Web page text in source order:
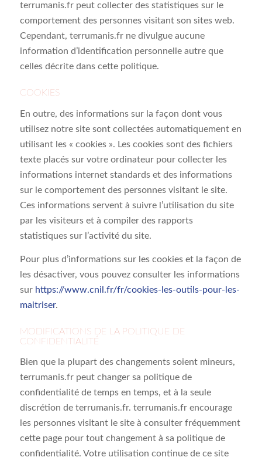
terrumanis.fr peut collecter des statistiques sur le
comportement des personnes visitant son sites web.
Cependant, terrumanis.fr ne divulgue aucune
information d’identification personnelle autre que
celles décrite dans cette politique.
COOKIES
En outre, des informations sur la façon dont vous
utilisez notre site sont collectées automatiquement en
utilisant les « cookies ». Les cookies sont des fichiers
texte placés sur votre ordinateur pour collecter les
informations internet standards et des informations
sur le comportement des personnes visitant le site.
Ces informations servent à suivre l’utilisation du site
par les visiteurs et à compiler des rapports
statistiques sur l’activité du site.
Pour plus d’informations sur les cookies et la façon de
les désactiver, vous pouvez consulter les informations
sur https://www.cnil.fr/fr/cookies-les-outils-pour-les-
maitriser.
MODIFICATIONS DE LA POLITIQUE DE
CONFIDENTIALITÉ
Bien que la plupart des changements soient mineurs,
terrumanis.fr peut changer sa politique de
confidentialité de temps en temps, et à la seule
discrétion de terrumanis.fr. terrumanis.fr encourage
les personnes visitant le site à consulter fréquemment
cette page pour tout changement à sa politique de
confidentialité. Votre utilisation continue de ce site